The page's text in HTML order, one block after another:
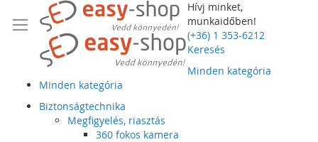
Hívj minket,
munkaidőben!
(+36) 1 353-6212
Keresés
Minden kategória
Minden kategória
Biztonságtechnika
Megfigyelés, riasztás
360 fokos kamera